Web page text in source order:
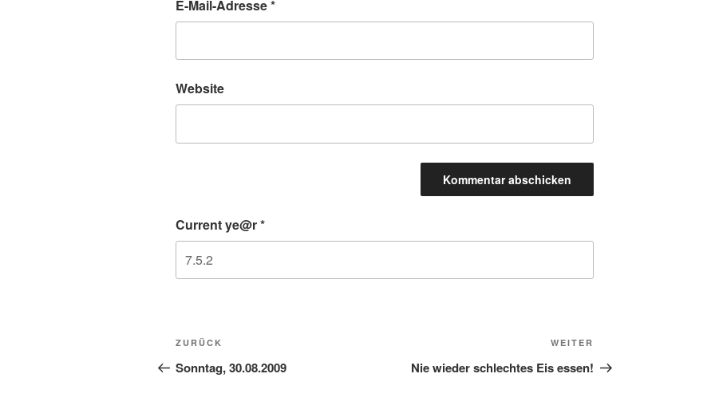
E-Mail-Adresse*
Website
Current ye@r*
Beitragsnavigation
Vorheriger
Beitrag
ZURÜCK
Sonntag, 30.08.2009
Beitrag
WEITER
Nie wieder schlechtes Eis essen!